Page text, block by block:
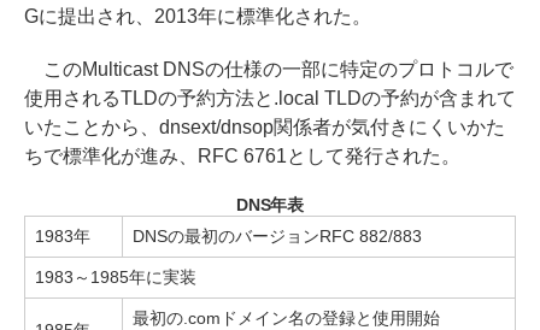
Gに提出され、2013年に標準化された。
このMulticast DNSの仕様の一部に特定のプロトコルで
使用されるTLDの予約方法と.local TLDの予約が含まれて
いたことから、dnsext/dnsop関係者が気付きにくいかた
ちで標準化が進み、RFC 6761として発行された。
DNS年表
1983年
DNSの最初のバージョンRFC 882/883
1983～1985年に実装
最初の.comドメイン名の登録と使用開始